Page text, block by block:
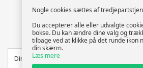
NYHEDSBREV
Nogle cookies sættes af
Du accepterer alle eller udvalgte
bokse. Du kan ændre dine valg og
tilbage ved at klikke på det runde ikon
din skærm.
Læs mere